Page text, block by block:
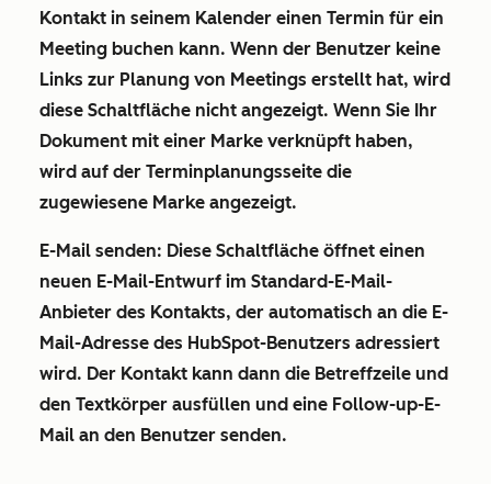
Kontakt in seinem Kalender einen Termin für ein
Meeting buchen kann. Wenn der Benutzer keine
Links zur Planung von Meetings erstellt hat, wird
diese Schaltfläche nicht angezeigt. Wenn Sie Ihr
Dokument mit einer Marke verknüpft haben,
wird auf der Terminplanungsseite die
zugewiesene Marke angezeigt.
E-Mail senden: Diese Schaltfläche öffnet einen
neuen E-Mail-Entwurf im Standard-E-Mail-
Anbieter des Kontakts, der automatisch an die E-
Mail-Adresse des HubSpot-Benutzers adressiert
wird. Der Kontakt kann dann die Betreffzeile und
den Textkörper ausfüllen und eine Follow-up-E-
Mail an den Benutzer senden.